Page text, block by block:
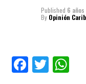
Published 6
By Opinión
Facebook